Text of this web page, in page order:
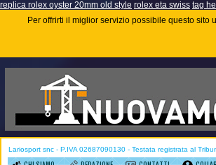
replica rolex oyster 20mm old style rolex eta swiss tag
Per offrirti il miglior servizio possibile questo
Lariosport snc - P.IVA 02687090130 - Testata registrata al